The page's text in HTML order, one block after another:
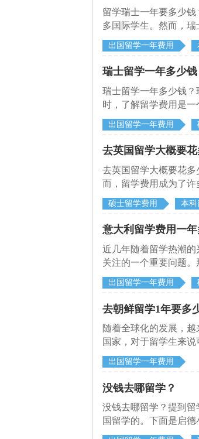
留学瑞士一年要多少
多国际学生。然而，
德小编将详细介绍一
出国留学一年费用
瑞士留学一年多少钱
瑞士留学一年多少钱
时，了解留学费用是
析，以帮助有意向留
出国留学一年费用
去英国留学大概要花
去英国留学大概要花
而，留学费用成为了
希望能够为有意向的
硕士留学费用 本科
意大利留学费用一年
近几年随着留学热潮
关注的一个重要问题
到大家。
出国留学一年费用
去朝鲜留学1年要多
随着全球化的发展，
国家，对于留学生来
的。本文将探讨去朝鲜
出国留学一年费用
没钱去哪留学？
没钱去哪留学？提到
国留学的。下面是启